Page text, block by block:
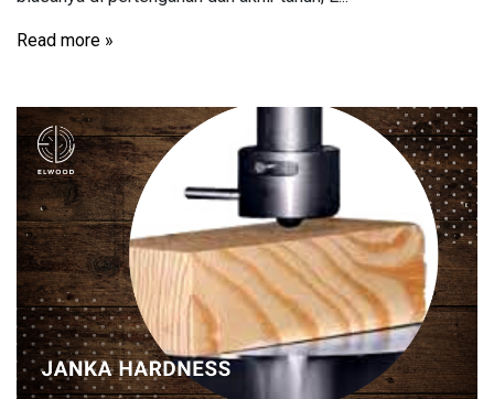
Read more »